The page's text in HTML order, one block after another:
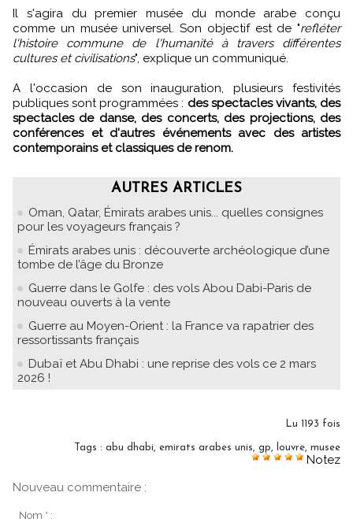
Il s'agira du premier musée du monde arabe conçu
comme un musée universel. Son objectif est de "refléter
l'histoire commune de l'humanité à travers différentes
cultures et civilisations", explique un communiqué.
A l'occasion de son inauguration, plusieurs festivités
publiques sont programmées : des spectacles vivants, des
spectacles de danse, des concerts, des projections, des
conférences et d'autres événements avec des artistes
contemporains et classiques de renom.
AUTRES ARTICLES
Oman, Qatar, Émirats arabes unis... quelles consignes
pour les voyageurs français ?
Émirats arabes unis : découverte archéologique d’une
tombe de l’âge du Bronze
Guerre dans le Golfe : des vols Abou Dabi-Paris de
nouveau ouverts à la vente
Guerre au Moyen-Orient : la France va rapatrier des
ressortissants français
Dubaï et Abu Dhabi : une reprise des vols ce 2 mars
2026 !
Lu 1193 fois
Tags : abu dhabi, emirats arabes unis, gp, louvre, musee
Notez
Nouveau commentaire :
Nom * :